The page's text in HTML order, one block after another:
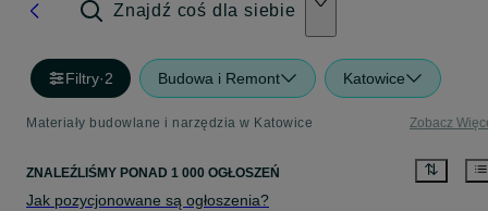
Znajdź coś dla siebie
Filtry·2 Budowa i Remont Katowice
Materiały budowlane i narzędzia w Katowice Zobacz
ZNALEŹLIŚMY PONAD 1 000 OGŁOSZEŃ
Jak pozycjonowane są ogłoszenia?